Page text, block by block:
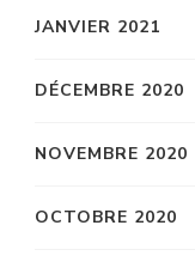
JANVIER 2021
DÉCEMBRE 2020
NOVEMBRE 2020
OCTOBRE 2020